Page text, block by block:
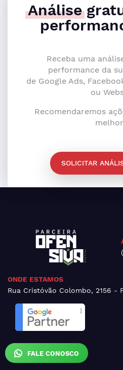
FALE CONOSCO
Análise
Receba uma
performance da
de Google Ads,
ou
Recomendaremos
SOLICITAR
ONDE ESTAMOS
Rua Cristóvão Colombo, 2156 -